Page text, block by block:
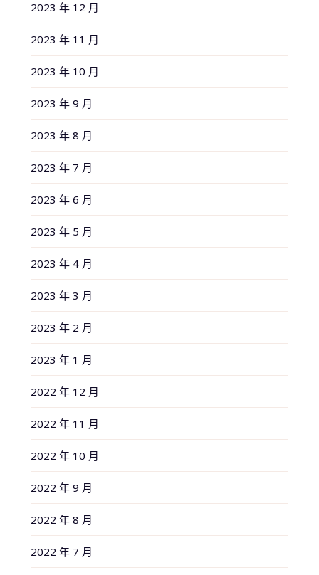
2023 年 12 月
2023 年 11 月
2023 年 10 月
2023 年 9 月
2023 年 8 月
2023 年 7 月
2023 年 6 月
2023 年 5 月
2023 年 4 月
2023 年 3 月
2023 年 2 月
2023 年 1 月
2022 年 12 月
2022 年 11 月
2022 年 10 月
2022 年 9 月
2022 年 8 月
2022 年 7 月